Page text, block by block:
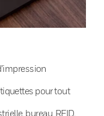
pour tout
bureau, RFID.